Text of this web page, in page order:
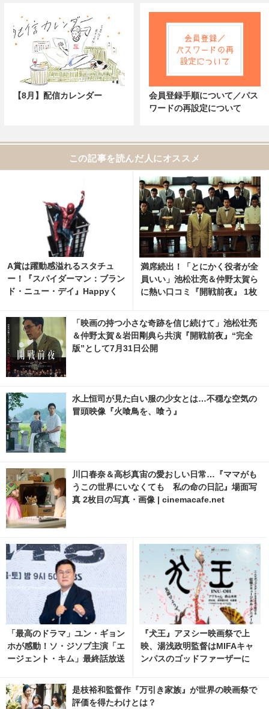
【8月】配信カレンダー
会員登録手順について／パス
ワードの再設定について
この記事を読んだ人にオススメ
A賞は躍動感溢れるスタチュ
ー！『スパイダーマン：ブラン
ド・ニュー・デイ』Happyく
真・画像 | cinemacafe.net
満席続出！「とにかく役者が全
員いい」池松壮亮＆仲野太賀ら
に熱い口コミ『開戦前夜』 1枚
net
「映画の持つ小さな奇跡を信じ続けて」池松壮亮
＆仲野太賀＆岩田剛典ら共演『開戦前夜』“完全
版”として7月31日公開
水上恒司が見た白い服の少女とは…不穏な空気の
冒頭映像『火喰鳥を、喰う』
川口春奈＆高杉真宙の愛おしい日常…『ママがも
うこの世界にいなくても 私の命の日記』場面写
真 2枚目の写真・画像 | cinemacafe.net
「最高のドラマ」ユン・ギョン
ホが感動！ソ・ジソブ主演「エ
ージェント・キム」最終話放送
禁 2枚目の写真・画像 | cinem
acafe.net
『犬王』アヌシー映画祭で上
映、湯浅政明監督はMIFAキャ
ンパスのゴッドファーザーに
是枝裕和監督作『万引き家族』が世界の映画祭で
評価を得たわけとは？